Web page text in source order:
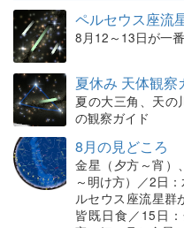
ペルセウス座流
8月12～13日が一
夏休み 天体観察
夏の大三角、天の
の観察ガイド
8月の見どころ
金星（夕方～宵）
～明け方）／2日
ルセウス座流星群
皆既日食／15日